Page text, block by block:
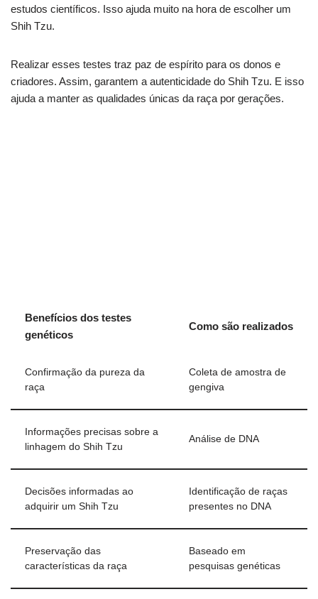
estudos científicos. Isso ajuda muito na hora de escolher um
Shih Tzu.
Realizar esses testes traz paz de espírito para os donos e
criadores. Assim, garantem a autenticidade do Shih Tzu. E isso
ajuda a manter as qualidades únicas da raça por gerações.
Benefícios dos testes
genéticos
Como são realizados
Confirmação da pureza da
raça
Coleta de amostra de
gengiva
Informações precisas sobre a
linhagem do Shih Tzu
Análise de DNA
Decisões informadas ao
adquirir um Shih Tzu
Identificação de raças
presentes no DNA
Preservação das
características da raça
Baseado em
pesquisas genéticas